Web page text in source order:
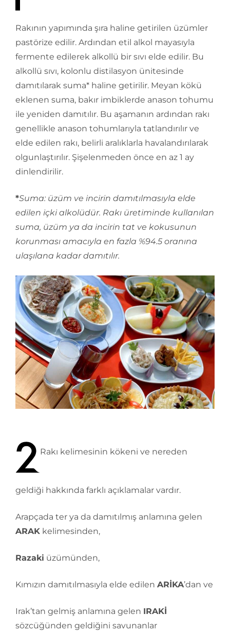
Rakının yapımında şıra haline getirilen üzümler
pastörize edilir. Ardından etil alkol mayasıyla
fermente edilerek alkollü bir sıvı elde edilir. Bu
alkollü sıvı, kolonlu distilasyon ünitesinde
damıtılarak suma* haline getirilir. Meyan kökü
eklenen suma, bakır imbiklerde anason tohumu
ile yeniden damıtılır. Bu aşamanın ardından rakı
genellikle anason tohumlarıyla tatlandırılır ve
elde edilen rakı, belirli aralıklarla havalandırılarak
olgunlaştırılır. Şişelenmeden önce en az 1 ay
dinlendirilir.
*Suma: üzüm ve incirin damıtılmasıyla elde
edilen içki alkolüdür. Rakı üretiminde kullanılan
suma, üzüm ya da incirin tat ve kokusunun
korunması amacıyla en fazla %94.5 oranına
ulaşılana kadar damıtılır.
Rakı kelimesinin kökeni ve nereden
geldiği hakkında farklı açıklamalar vardır.
Arapçada ter ya da damıtılmış anlamına gelen
ARAK kelimesinden,
Razaki üzümünden,
Kımızın damıtılmasıyla elde edilen ARİKA’dan ve
Irak’tan gelmiş anlamına gelen IRAKİ
sözcüğünden geldiğini savunanlar